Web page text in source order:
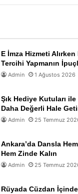
E İmza Hizmeti
Tercihi Yapmanın
Admin 1 Ağustos 2026
Şık Hediye Kutuları ile
Daha Değerli Hale
Admin 25 Temmuz
Ankara’da Dansla
Hem Zinde Kalın
Admin 25 Temmuz
Rüyada Cüzdan